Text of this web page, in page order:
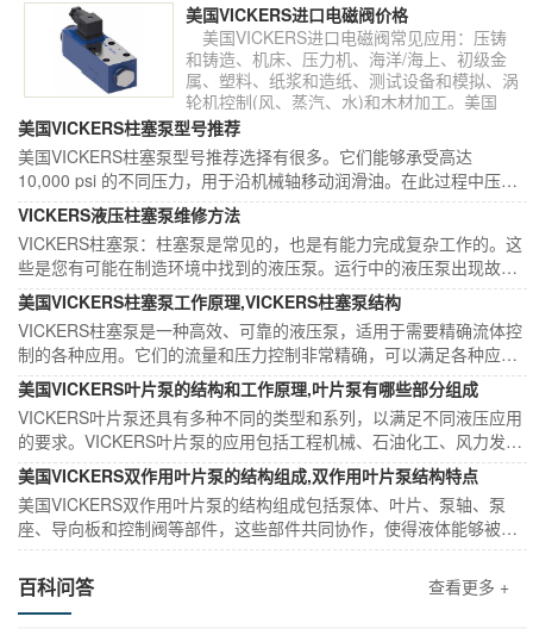
美国VICKERS进口电磁阀价格
美国VICKERS进口电磁阀常见应用：压铸
和铸造、机床、压力机、海洋/海上、初级金
属、塑料、纸浆和造纸、测试设备和模拟、涡
轮机控制(风、蒸汽、水)和木材加工。美国
VICKERS进口电磁阀价格采取区间价，由销
售工程师根据具体型号报价。
美国VICKERS柱塞泵型号推荐
美国VICKERS柱塞泵型号推荐选择有很多。它们能够承受高达
10,000 psi 的不同压力，用于沿机械轴移动润滑油。在此过程中压力
会增加并迫使流体通过泵，由于活塞运动而产生压力。
VICKERS液压柱塞泵维修方法
VICKERS柱塞泵：柱塞泵是常见的，也是有能力完成复杂工作的。这
些是您有可能在制造环境中找到的液压泵。运行中的液压泵出现故
障，需要了解VICKERS液压柱塞泵维修方法，及时的进行修复。
美国VICKERS柱塞泵工作原理,VICKERS柱塞泵结构
VICKERS柱塞泵是一种高效、可靠的液压泵，适用于需要精确流体控
制的各种应用。它们的流量和压力控制非常精确，可以满足各种应用
的要求。
美国VICKERS叶片泵的结构和工作原理,叶片泵有哪些部分组成
VICKERS叶片泵还具有多种不同的类型和系列，以满足不同液压应用
的要求。VICKERS叶片泵的应用包括工程机械、石油化工、风力发
电、水利工程等领域。
美国VICKERS双作用叶片泵的结构组成,双作用叶片泵结构特点
美国​VICKERS双作用叶片泵的结构组成包括泵体、叶片、泵轴、泵
座、导向板和控制阀等部件，这些部件共同协作，使得液体能够被高
效、可靠地输送，广泛应用于各种工业领域。
查看更多 +
百科问答
美国VICKERS柱塞泵价格哪家好？
在项目实施过程中，可以有很多柱塞泵的选择，当您确定了具
体的型号。需要考虑的问题就是美国VICKERS柱塞泵价格哪家
好？小编推荐大连佰德工程技术有限公司。我司经验丰富，价
格优惠。...
VICKERS电磁阀代理商哪家好？
VICKERS电磁阀代理商哪家好？这个问题对于液压系统项目的
开展非常重要，选择好的代理商能够稳定的交货并有一个优惠
价格。大连佰德工程技术有限公司为你介绍如何选择代理
商。...
伊顿威格士电磁阀厂家代理商哪家好？
伊顿威格士电磁阀用于升高和降低连接到斗式卡车的臂和平台
或者驱动泵，马达或油缸运动。二通液压电磁阀较为常见，也
有设计成三通或更多通口的电磁阀类型。伊顿威格士电磁阀厂
家代理商哪家好？接下来小编为您介绍。...
VICKERS是什么牌子？
VICKERS凭借遍布全球的制造和设计基地，我们“说您的语
言”。我们的工程师了解您的系统需求以及地区差异。VICKERS
是什么牌子？小编接下来给您介绍。...
美国威格士柱塞泵价格怎么样？